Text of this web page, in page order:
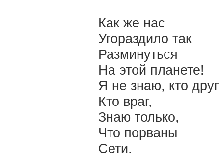
Как же нас
Угораздило так
Разминуться
На этой планете!
Я не знаю, кто
Кто враг,
Знаю только,
Что порваны
Сети.